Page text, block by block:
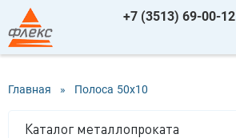
+7 (3513) 69-00-12
Главная » Полоса 50x10
Каталог металлопроката